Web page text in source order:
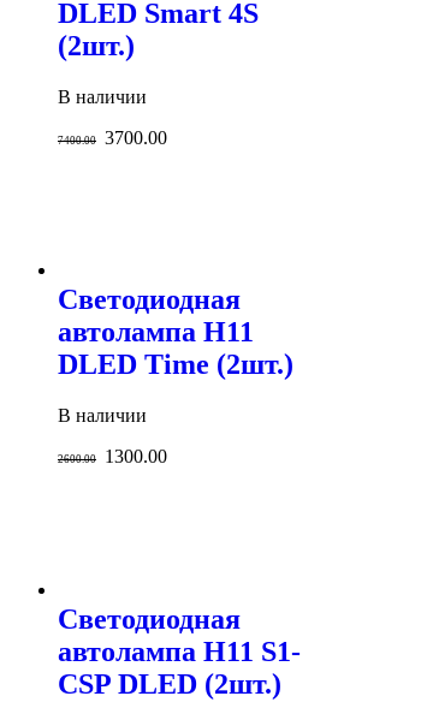
DLED Smart 4S
(2шт.)
В наличии
7400.00 3700.00
Светодиодная
автолампа H11
DLED Time (2шт.)
В наличии
2600.00 1300.00
Светодиодная
автолампа H11 S1-
CSP DLED (2шт.)